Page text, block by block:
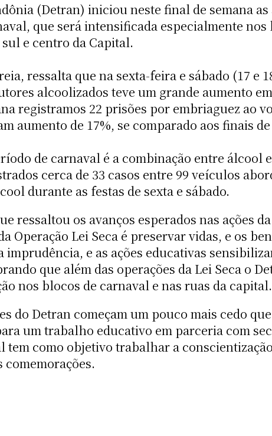
(Detran) iniciou neste final de semana
que será intensificada especialmente nos
e centro da Capital.
ressalta que na sexta-feira e sábado (17 e
alcoolizados teve um grande aumento
registramos 22 prisões por embriaguez ao
aumento de 17%, se comparado aos finais
de carnaval é a combinação entre álcool
cerca de 33 casos entre 99 veículos
durante as festas de sexta e sábado.
ressaltou os avanços esperados nas ações
Lei Seca é preservar vidas, e os
e as ações educativas
que além das operações da Lei Seca o
nos blocos de carnaval e nas ruas da capital.
do Detran começam um pouco mais cedo
um trabalho educativo em parceria com
tem como objetivo trabalhar a
comemorações.